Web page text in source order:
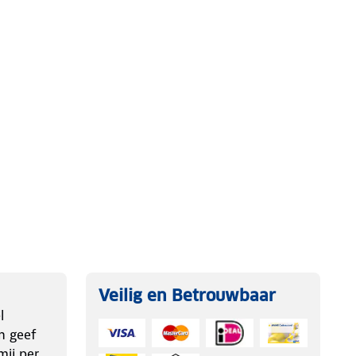
geef
Veilig en Betrouwbaar